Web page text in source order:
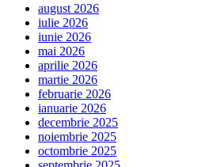
august 2026
iulie 2026
iunie 2026
mai 2026
aprilie 2026
martie 2026
februarie 2026
ianuarie 2026
decembrie 2025
noiembrie 2025
octombrie 2025